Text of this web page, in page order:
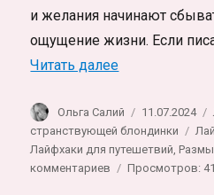
и желания начинают
ощущение жизни. Если
Читать далее«Дневник
Автор
Ольга Салий 11.07.2024
странствующей блондинки
Лайфхаки для путешетвий ,
комментариев
Просмотров: